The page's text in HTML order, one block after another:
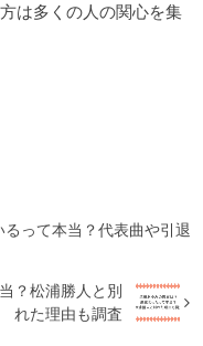
は多くの人の関心を集
って本当？代表曲や引退
？松浦勝人と別
れた理由も調査